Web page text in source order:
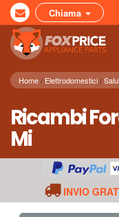
Chiama
Home Elettrodomestici
Ricambi
Mi
INVIO